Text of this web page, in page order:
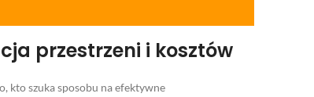
przestrzeni i kosztów
kto szuka sposobu na efektywne